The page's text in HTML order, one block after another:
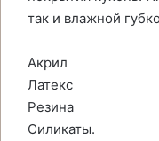
так и влажной
Акрил
Латекс
Резина
Силикаты.